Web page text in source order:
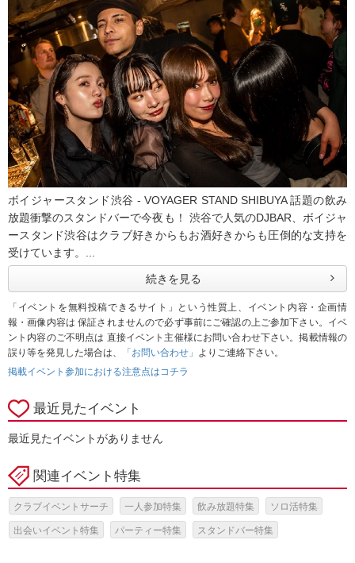
ボイジャースタンド渋谷 - VOYAGER STAND SHIBUYA 話題の飲み
放題衝撃のスタンドバーで今夜も！ 渋谷で人気のDJBAR、ボイジャ
ースタンド渋谷はクラブ好きからもお酒好きからも圧倒的な支持を
受けています。...
続きを見る
「イベントを無料投稿できるサイト」という性質上、イベント内容・企画情
報・画像内容は 保証されませんので必ず事前にご確認の上ご参加下さい。イベ
ント内容のご不明点は 直接イベント主催様にお問い合わせ下さい。掲載情報の
誤り等を発見した場合は、
「お問い合わせ」 よりご連絡下さい。
掲載イベント参加における注意点はコチラ
最近見たイベント
最近見たイベントがありません
関連イベント特集
クラブイベントサーチ 一人参加特集 飲み放題特集 ソロ活特集
出会いイベント特集 パーティー特集 スタンドバー特集